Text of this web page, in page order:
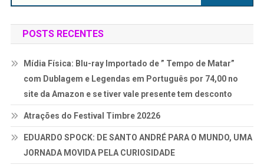
POSTS RECENTES
Mídia Física: Blu-ray Importado de ” Tempo de Matar”
com Dublagem e Legendas em Português por 74,00 no
site da Amazon e se tiver vale presente tem desconto
Atrações do Festival Timbre 20226
EDUARDO SPOCK: DE SANTO ANDRÉ PARA O MUNDO, UMA
JORNADA MOVIDA PELA CURIOSIDADE